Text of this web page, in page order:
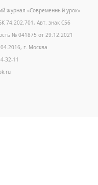
журнал «Современный урок»
74.202.701, Авт. знак С56
№ 041875 от 29.12.2021
г. Москва
32-11